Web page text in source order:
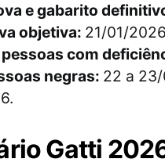
e gabarito
objetiva: 21/01/
com
negras: 22 a
Gatti